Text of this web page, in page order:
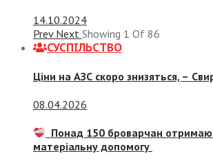
14.10.2024
Prev Next Showing 1 Of 86
СУСПIЛЬСТВО
Ціни на АЗС скоро знизяться, –
08.04.2026
Понад 150 броварчан
матеріальну допомогу